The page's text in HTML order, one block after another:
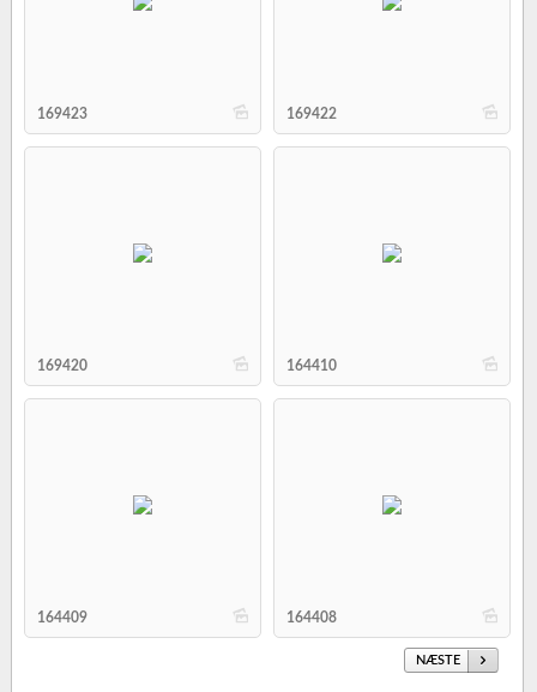
b
169423 b
169422
b
169420 b
164410
b
164409 b
164408
NÆSTE